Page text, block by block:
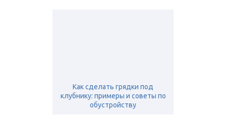
Как сделать грядки под
клубнику: примеры и советы по
обустройству